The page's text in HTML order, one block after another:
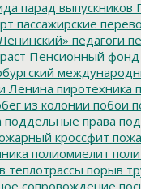
парад выпускников
пассажирские
педагоги
Пенсионный фонд
Ленина пиротехника
из колонии побои
поддельные права
кроссфит
полиомиелит
теплотрассы порыв